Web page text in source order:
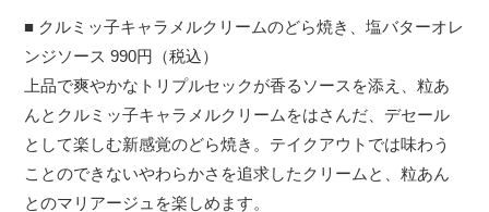
■ クルミッ子キャラメルクリームのどら焼き、塩バターオレ
ンジソース 990円（税込）
上品で爽やかなトリプルセックが香るソースを添え、粒あ
んとクルミッ子キャラメルクリームをはさんだ、デセール
として楽しむ新感覚のどら焼き。テイクアウトでは味わう
ことのできないやわらかさを追求したクリームと、粒あん
とのマリアージュを楽しめます。